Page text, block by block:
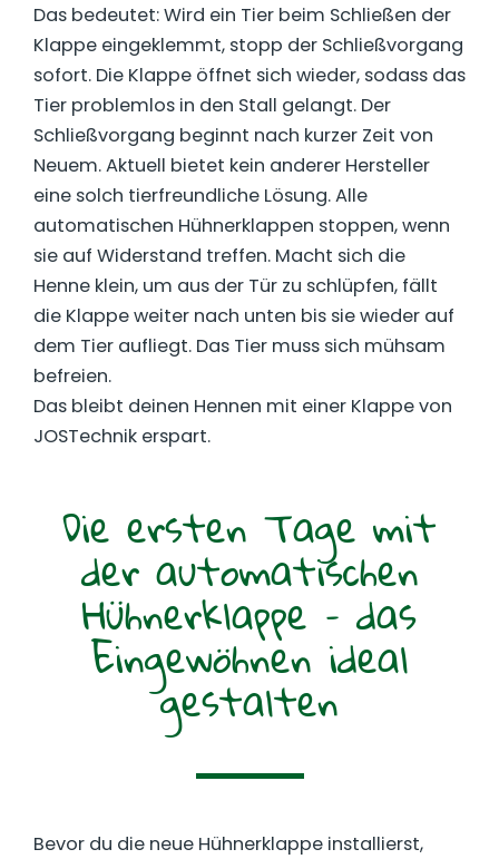
Das bedeutet: Wird ein Tier beim Schließen der
Klappe eingeklemmt, stopp der Schließvorgang
sofort. Die Klappe öffnet sich wieder, sodass das
Tier problemlos in den Stall gelangt. Der
Schließvorgang beginnt nach kurzer Zeit von
Neuem. Aktuell bietet kein anderer Hersteller
eine solch tierfreundliche Lösung. Alle
automatischen Hühnerklappen stoppen, wenn
sie auf Widerstand treffen. Macht sich die
Henne klein, um aus der Tür zu schlüpfen, fällt
die Klappe weiter nach unten bis sie wieder auf
dem Tier aufliegt. Das Tier muss sich mühsam
befreien.
Das bleibt deinen Hennen mit einer Klappe von
JOSTechnik erspart.
Die ersten Tage mit
der automatischen
Hühnerklappe – das
Eingewöhnen ideal
gestalten
Bevor du die neue Hühnerklappe installierst,